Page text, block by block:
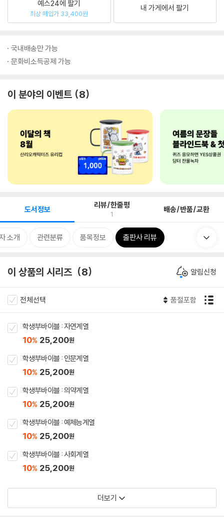
예스24에 팔기
최상 매입가 33,400원
내 가게에서 팔기
국내배송만 가능
문화비소득공제 가능
이 분야의 이벤트 8
도서정보 리뷰/한줄평
1 배송/반품/교환
소개 관련분류 품목정보 출판사 리뷰
이 상품의 시리즈 8 알림신청
전체선택 품절포함
학생부바이블 : 자연계열
10% 25,200원
학생부바이블 : 인문계열
10% 25,200원
학생부바이블 : 의약계열
10% 25,200원
학생부바이블 : 예체능계열
10% 25,200원
학생부바이블 : 사회계열
10% 25,200원
더보기